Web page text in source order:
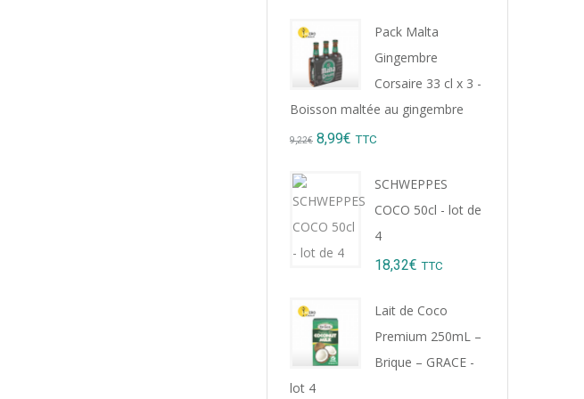
Pack Malta
Gingembre
Corsaire 33 cl x 3 -
Boisson maltée au gingembre
9,22€ Original
was:
9,22€.
8,99€ Current
is:
8,99€.
TTC
SCHWEPPES
COCO 50cl - lot de
4
18,32€ TTC
Lait de Coco
Premium 250mL –
Brique – GRACE -
lot 4